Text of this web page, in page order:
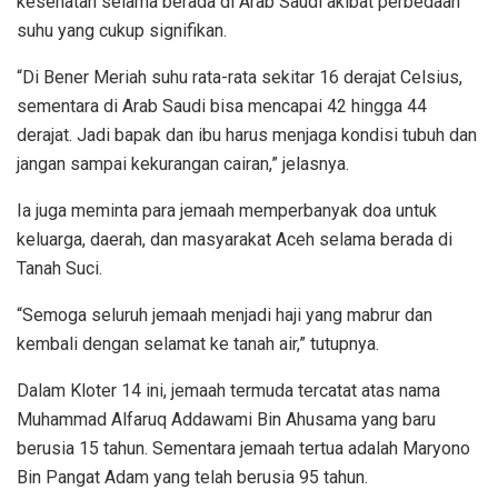
suhu yang cukup signifikan.
“Di Bener Meriah suhu rata-rata sekitar 16 derajat Celsius,
sementara di Arab Saudi bisa mencapai 42 hingga 44
derajat. Jadi bapak dan ibu harus menjaga kondisi tubuh dan
jangan sampai kekurangan cairan,” jelasnya.
Ia juga meminta para jemaah memperbanyak doa untuk
keluarga, daerah, dan masyarakat Aceh selama berada di
Tanah Suci.
“Semoga seluruh jemaah menjadi haji yang mabrur dan
kembali dengan selamat ke tanah air,” tutupnya.
Dalam Kloter 14 ini, jemaah termuda tercatat atas nama
Muhammad Alfaruq Addawami Bin Ahusama yang baru
berusia 15 tahun. Sementara jemaah tertua adalah Maryono
Bin Pangat Adam yang telah berusia 95 tahun.